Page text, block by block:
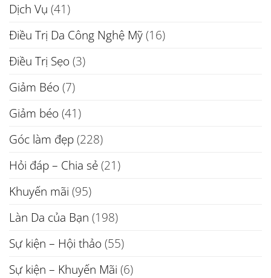
Dịch Vụ (41)
Điều Trị Da Công Nghệ Mỹ(16)
Điều Trị Sẹo (3)
Giảm Béo (7)
Giảm béo (41)
Góc làm đẹp(228)
Hỏi đáp – Chia sẻ(21)
Khuyến mãi (95)
Làn Da của Bạn (198)
Sự kiện – Hội thảo (55)
Sự kiện – Khuyến Mãi (6)